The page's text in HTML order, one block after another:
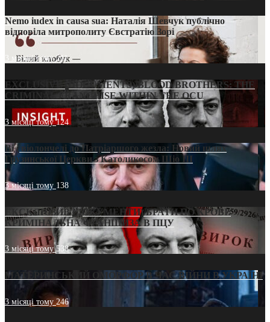
Nemo iudex in causa sua: Наталія Шевчук публічно
відповіла митрополиту Євстратію Зорі
3 місяці тому211
EXCLUSIVE (DOCUMENTS)/BLOOD BROTHERS: THE
CRIMINAL FRANCHISE WITHIN THE OCU
3 місяці тому124
Від віолончелі до Патріаршого жезла: Новий шлях
Грузинської Церкви з Католикосом Шіо III
3 місяці тому 138
ЕКСКЛЮЗИВ (ДОКУМЕНТИ)/БРАТИ ПО КРОВІ:
КРИМІНАЛЬНА ФРАНШИЗА В ПЦУ
3 місяці тому538
МАТЕРИНСЬКИЙ ОМОРФОР В ЧАС ВІЙНИ В УКРАЇНІ
3 місяці тому246